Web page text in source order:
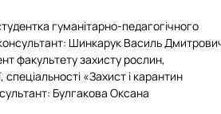
гуманітарно-педагогічного
Шинкарук Василь
факультету захисту рослин,
спеціальності «Захист і карантин
Булгакова Оксана